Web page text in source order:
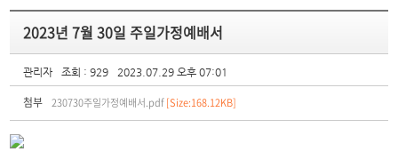
2023년 7월 30일 주일가정예배서
관리자 조회 : 929 2023.07.29 오후 07:01
첨부 230730주일가정예배서.pdf [Size:168.12KB]